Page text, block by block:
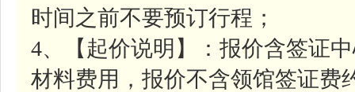
时间之前不要预订行程；
4、【起价说明】：报价含签证
材料费用，报价不含领馆签证费